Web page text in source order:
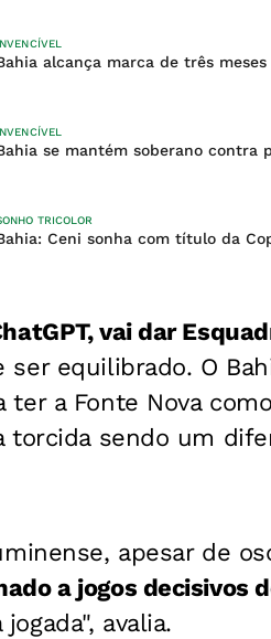
alcança marca de três
se mantém soberano contra
TRICOLOR
Ceni sonha com título da
vai dar
ser equilibrado. O
ter a Fonte Nova
torcida sendo um
apesar de
a jogos decisivos
avalia.